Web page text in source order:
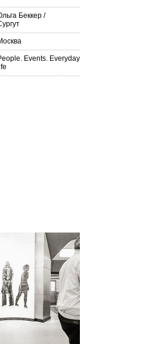
Беккер /
Events. Everyday